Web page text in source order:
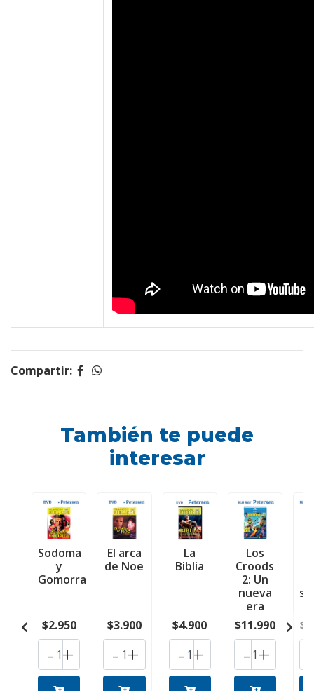
Compartir:
También te puede
interesar
Sodoma
y
Gomorra
$2.950
+
-
El arca
de Noe
$3.900
+
-
La
Biblia
$4.900
+
-
Los
Croods
2: Un
nueva
era
$11.990
+
-